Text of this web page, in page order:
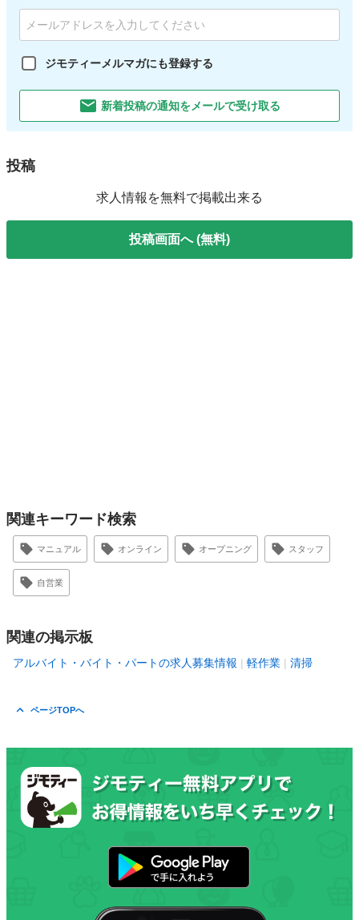
ジモティーメルマガにも登録する
新着投稿の通知をメールで受け取る
投稿
求人情報を無料で掲載出来る
投稿画面へ (無料)
関連キーワード検索
マニュアル オンライン オープニング スタッフ
自営業
関連の掲示板
アルバイト・バイト・パートの求人募集情報 軽作業 清掃
ページTOPへ